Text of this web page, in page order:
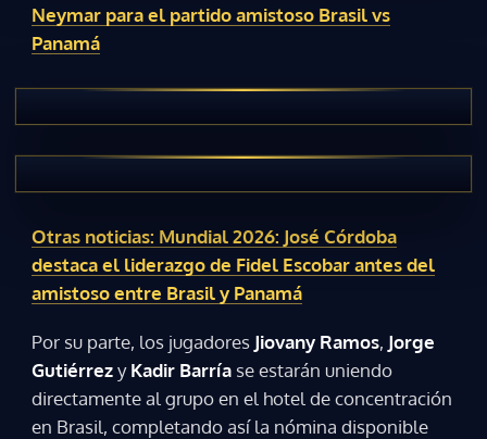
Neymar para el partido amistoso Brasil vs
Panamá
Otras noticias: Mundial 2026: José Córdoba
destaca el liderazgo de Fidel Escobar antes del
amistoso entre Brasil y Panamá
Por su parte, los jugadores Jiovany Ramos, Jorge
GutiérrezyKadir Barría se estarán uniendo
directamente al grupo en el hotel de concentración
en Brasil, completando así la nómina disponible